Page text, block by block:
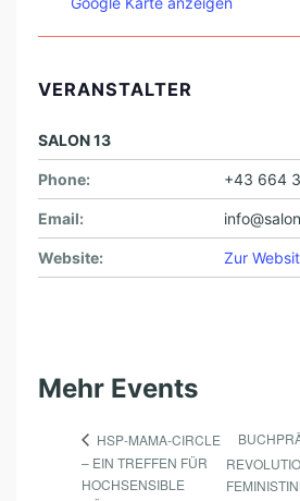
VERANSTALTER
SALON 13
Phone: +43 664
Email:
Website: Zur
Mehr Events
HSP-MAMA-CIRCLE
– EIN TREFFEN FÜR
HOCHSENSIBLE